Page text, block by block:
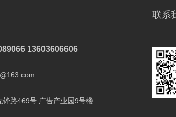
13603606606
锋路469号 广告产业园9号楼
联系